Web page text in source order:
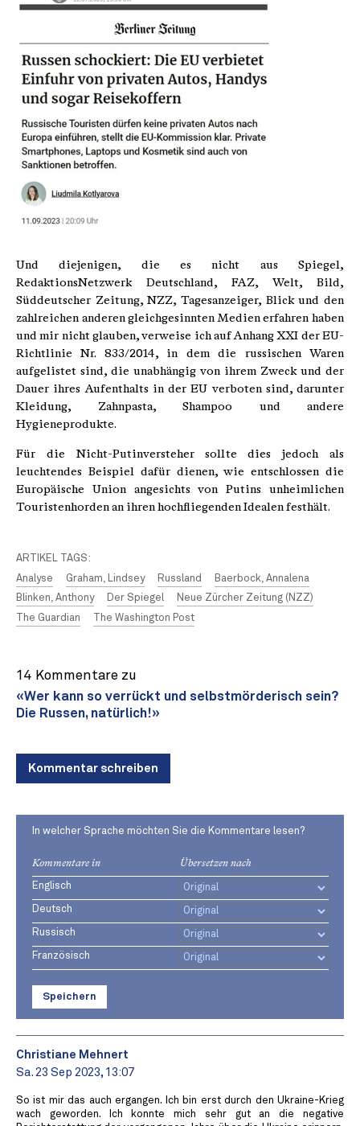
Und diejenigen, die es nicht aus Spiegel,
RedaktionsNetzwerk Deutschland, FAZ, Welt, Bild,
Süddeutscher Zeitung, NZZ, Tagesanzeiger, Blick und den
zahlreichen anderen gleichgesinnten Medien erfahren haben
und mir nicht glauben, verweise ich auf Anhang XXI der EU-
Richtlinie Nr. 833/2014, in dem die russischen Waren
aufgelistet sind, die unabhängig von ihrem Zweck und der
Dauer ihres Aufenthalts in der EU verboten sind, darunter
Kleidung, Zahnpasta, Shampoo und andere
Hygieneprodukte.
Für die Nicht-Putinversteher sollte dies jedoch als
leuchtendes Beispiel dafür dienen, wie entschlossen die
Europäische Union angesichts von Putins unheimlichen
Touristenhorden an ihren hochfliegenden Idealen festhält.
ARTIKEL TAGS:
Analyse
Graham, Lindsey Russland
Baerbock, Annalena
Blinken, Anthony
Der Spiegel
Neue Zürcher Zeitung (NZZ)
The Guardian
The Washington Post
14 Kommentare zu
«Wer kann so verrückt und selbstmörderisch sein?
Die Russen, natürlich!»
Kommentar schreiben
In welcher Sprache möchten Sie die Kommentare lesen?
Kommentare in Übersetzen nach
Englisch
Deutsch
Russisch
Französisch
Speichern
Christiane Mehnert
Sa. 23 Sep 2023, 13:07
So ist mir das auch ergangen. Ich bin erst durch den Ukraine-Krieg
wach geworden. Ich konnte mich sehr gut an die negative